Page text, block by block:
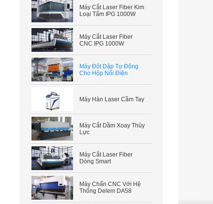
Máy Cắt Laser Fiber Kim
Loại Tấm IPG 1000W
Máy Cắt Laser Fiber
CNC IPG 1000W
Máy Đột Dập Tự Động
Cho Hộp Nối Điện
Máy Hàn Laser Cầm Tay
Máy Cắt Dầm Xoay Thủy
Lực
Máy Cắt Laser Fiber
Dòng Smart
Máy Chấn CNC Với Hệ
Thống Delem DA58